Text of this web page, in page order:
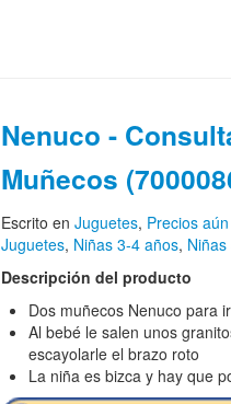
Nenuco -
Muñecos
Escrito en Juguetes, Precios
Juguetes, Niñas 3-4 años,
Descripción del producto
Dos muñecos Nenuco para
Al bebé le salen unos
escayolarle el brazo roto
La niña es bizca y hay que